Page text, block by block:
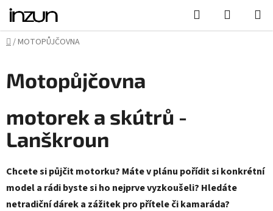
Přejít
obsah
Hledat
KOŠÍK
Domů
/MOTOPŮJČOVNA
Motopůjčovna
motorek a skútrů -
Lanškroun
Chcete si půjčit motorku? Máte v plánu pořídit si konkrétní
model a rádi byste si ho nejprve vyzkoušeli? Hledáte
netradiční dárek a zážitek pro přítele či kamaráda?